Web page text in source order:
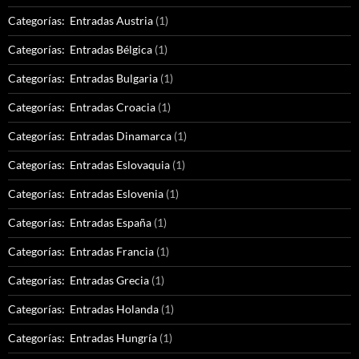
Categorías: Entradas Austria (1)
Categorías: Entradas Bélgica (1)
Categorías: Entradas Bulgaria (1)
Categorías: Entradas Croacia (1)
Categorías: Entradas Dinamarca (1)
Categorías: Entradas Eslovaquia (1)
Categorías: Entradas Eslovenia (1)
Categorías: Entradas España (1)
Categorías: Entradas Francia (1)
Categorías: Entradas Grecia (1)
Categorías: Entradas Holanda (1)
Categorías: Entradas Hungría (1)